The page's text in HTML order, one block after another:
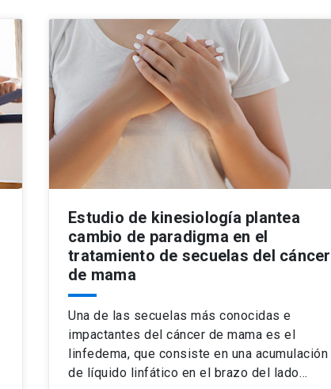
Estudio de kinesiología plantea
cambio de paradigma en el
tratamiento de secuelas del cáncer
de mama
Una de las secuelas más conocidas e
impactantes del cáncer de mama es el
linfedema, que consiste en una acumulación
de líquido linfático en el brazo del lado…